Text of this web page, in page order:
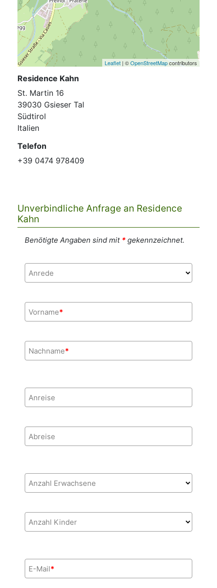
Leaflet | ©OpenStreetMapcontributors
Residence Kahn
St. Martin 16
39030 Gsieser Tal
Südtirol
Italien
Telefon
+39 0474 978409
Unverbindliche Anfrage an Residence
Kahn
Benötigte Angaben sind mit *gekennzeichnet.
Anrede
Vorname*
Nachname*
Anreise
Abreise
Anzahl Erwachsene
Anzahl Kinder
E-Mail*